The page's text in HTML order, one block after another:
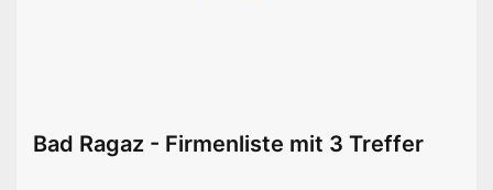
Bad Ragaz - Firmenliste mit 3 Treffer